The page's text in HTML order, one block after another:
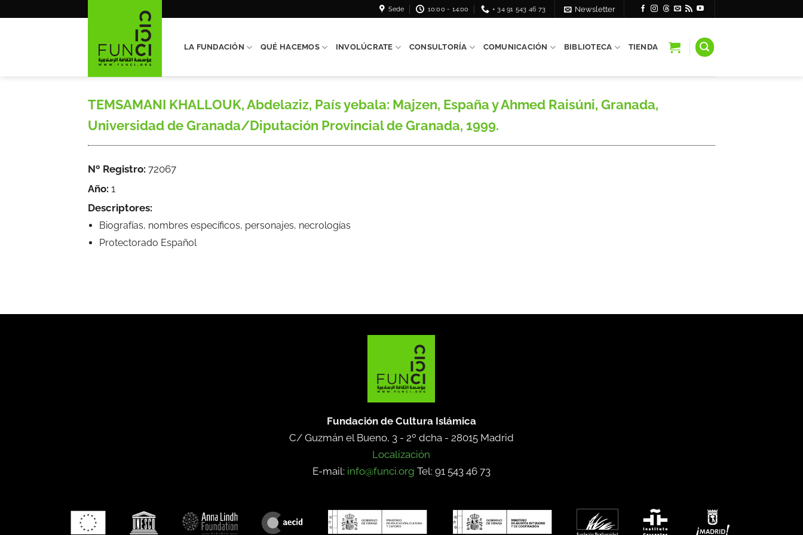
Sede 10:00 - 14:00 + 34 91 543 46 73 Newsletter
LA FUNDACIÓN QUÉ HACEMOS INVOLÚCRATE CONSULTORÍA COMUNICACIÓN BIBLIOTECA TIENDA
TEMSAMANI KHALLOUK, Abdelaziz, País yebala: Majzen, España y Ahmed Raisúni, Granada,
Universidad de Granada/Diputación Provincial de Granada, 1999.
Nº Registro: 72067
Año: 1
Descriptores:
Biografías, nombres específicos, personajes, necrologías
Protectorado Español
Fundación de Cultura Islámica
C/ Guzmán el Bueno, 3 - 2º dcha - 28015 Madrid
Localización
E-mail: info@funci.org Tel: 91 543 46 73